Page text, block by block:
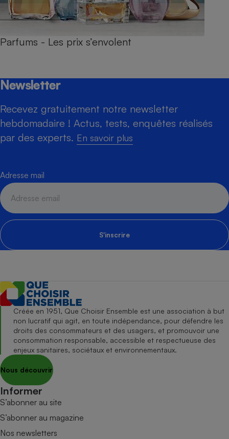
Parfums - Les prix s’envolent
Newsletter
Recevez gratuitement notre newsletter
hebdomadaire ! Actus, tests, enquêtes réalisés
par des experts. En savoir plus
Adresse mail
S'inscrire
Créée en 1951, Que Choisir Ensemble est une association à but
non lucratif qui agit, en toute indépendance, pour défendre les
droits des consommateurs et des usagers, et promouvoir une
consommation responsable, accessible et respectueuse des
enjeux sanitaires, sociétaux et environnementaux.
Nous découvrir
Informer
S’abonner au site
S’abonner au magazine
Nos newsletters